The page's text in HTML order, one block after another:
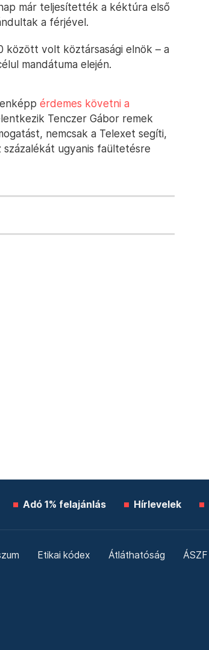
már teljesítették a kéktúra első
a férjével.
között volt köztársasági elnök – a
mandátuma elején.
érdemes követni a
Tenczer Gábor remek
nemcsak a Telexet segíti,
ugyanis faültetésre
Adó 1% felajánlás Hírlevelek
Etikai kódex Átláthatóság ÁSZF